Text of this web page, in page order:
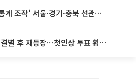
작' 서울·경기·충북 선관위 등 추가 압수수색
‘나솔사계’ 국화, 결별 후 재등장⋯첫인상 투표 휩쓸고 ‘인기녀’ 등극